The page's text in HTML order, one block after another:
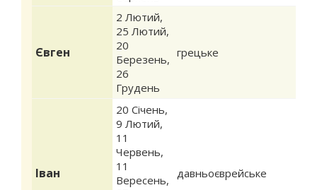
Євген
2 Лютий,
25 Лютий,
20
Березень,
26
Грудень
грецьке
Іван
20 Січень,
9 Лютий,
11
Червень,
11
Вересень,
давньоєврейське